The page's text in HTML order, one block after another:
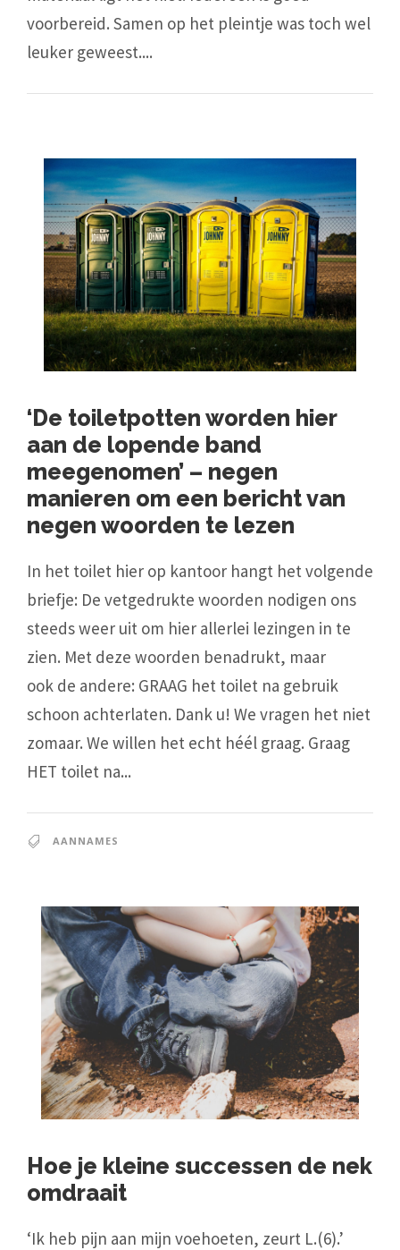
voorbereid. Samen op het pleintje was toch wel
leuker geweest....
‘De toiletpotten worden hier
aan de lopende band
meegenomen’ – negen
manieren om een bericht van
negen woorden te lezen
In het toilet hier op kantoor hangt het volgende
briefje: De vetgedrukte woorden nodigen ons
steeds weer uit om hier allerlei lezingen in te
zien. Met deze woorden benadrukt, maar
ook de andere: GRAAG het toilet na gebruik
schoon achterlaten. Dank u! We vragen het niet
zomaar. We willen het echt héél graag. Graag
HET toilet na...
AANNAMES
Hoe je kleine successen de nek
omdraait
‘Ik heb pijn aan mijn voehoeten, zeurt L.(6).’